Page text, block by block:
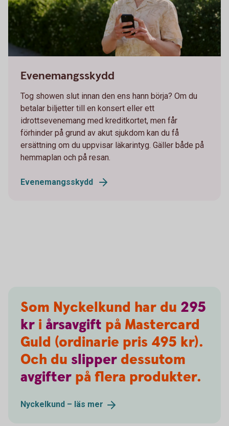
Evenemangsskydd
Tog showen slut innan den ens hann börja? Om du
betalar biljetter till en konsert eller ett
idrottsevenemang med kreditkortet, men får
förhinder på grund av akut sjukdom kan du få
ersättning om du uppvisar läkarintyg. Gäller både på
hemmaplan och på resan.
Evenemangsskydd
Som Nyckelkund har du 295
kr i årsavgift på Mastercard
Guld (ordinarie pris 495 kr).
Och du slipper dessutom
avgifter på flera produkter.
Nyckelkund – läs mer